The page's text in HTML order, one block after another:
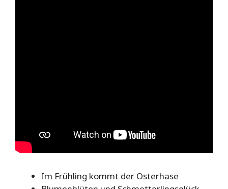
Im Frühling kommt der Osterhase